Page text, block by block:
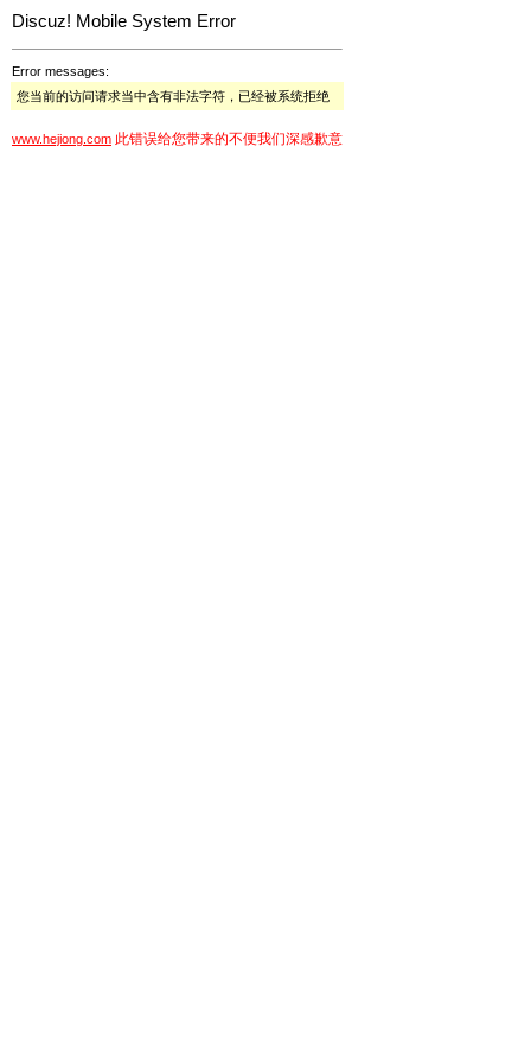
Discuz! Mobile System Error
Error messages:
您当前的访问请求当中含有非法字符，已经被系统拒绝
www.hejiong.com 此错误给您带来的不便我们深感歉意